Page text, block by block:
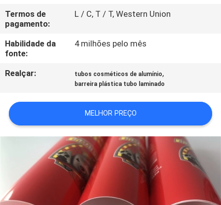
CONTACTE-
NOS
UMAS
CITAÇÕES
COMPANY
MAPA
DO
Termos de
pagamento:
L / C, T / T, Western Union
Habilidade da
fonte:
4 milhões pelo mês
Realçar: tubos cosméticos de alumínio,
barreira plástica tubo laminado
MELHOR PREÇO